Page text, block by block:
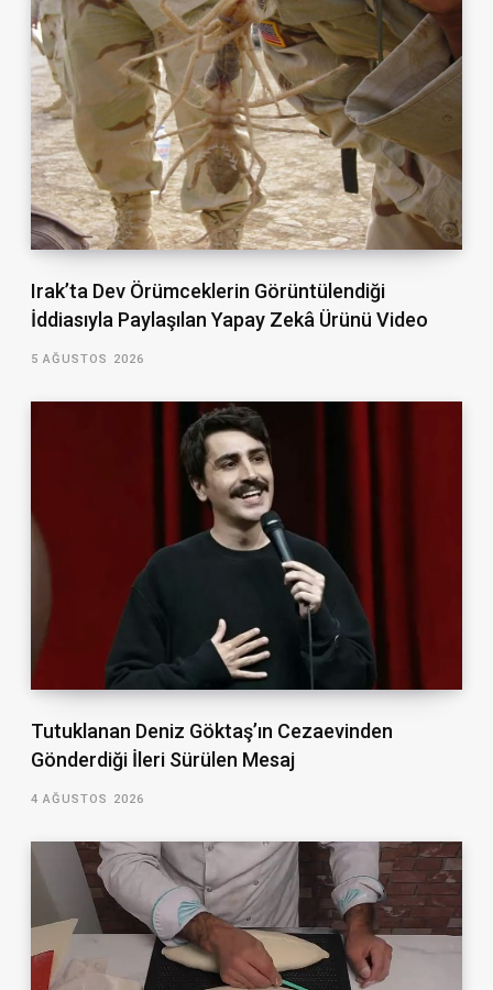
Irak’ta Dev Örümceklerin Görüntülendiği
İddiasıyla Paylaşılan Yapay Zekâ Ürünü Video
5 AĞUSTOS 2026
Tutuklanan Deniz Göktaş’ın Cezaevinden
Gönderdiği İleri Sürülen Mesaj
4 AĞUSTOS 2026